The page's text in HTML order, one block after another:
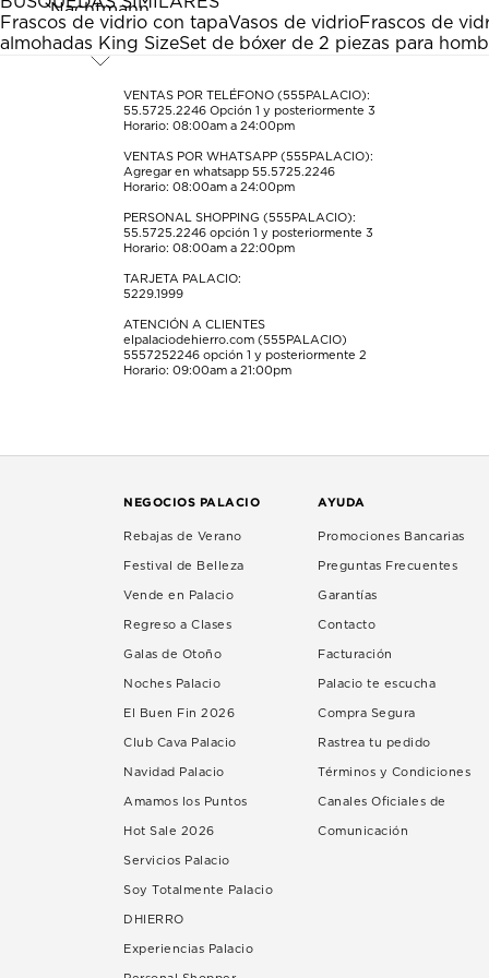
Esta
acción
abrirá
formulario
Esta
acción
abrirá
formulario
de
Esta
acción
abrirá
formulario
de
Esta
acción
abrirá
formulario
de
Esta
acción
abrirá
formulario
de
envío.
Frascos de vidrio con tapaVasos de vidrioFrascos de
almohadas King SizeSet de bóxer de 2 piezas para
VENTAS POR TELÉFONO (555PALACIO):
55.5725.2246 Opción 1 y posteriormente 3
Horario: 08:00am a 24:00pm
VENTAS POR WHATSAPP (555PALACIO):
Agregar en whatsapp 55.5725.2246
Horario: 08:00am a 24:00pm
PERSONAL SHOPPING (555PALACIO):
55.5725.2246 opción 1 y posteriormente 3
Horario: 08:00am a 22:00pm
TARJETA PALACIO:
5229.1999
ATENCIÓN A CLIENTES
elpalaciodehierro.com (555PALACIO)
5557252246 opción 1 y posteriormente 2
Horario: 09:00am a 21:00pm
NEGOCIOS PALACIO
Rebajas de Verano
Festival de Belleza
Vende en Palacio
Regreso a Clases
Galas de Otoño
Noches Palacio
El Buen Fin 2026
Club Cava Palacio
Navidad Palacio
Amamos los Puntos
Hot Sale 2026
Servicios Palacio
Soy Totalmente Palacio
DHIERRO
Experiencias Palacio
AYUDA
Promociones Bancarias
Preguntas Frecuentes
Garantías
Contacto
Facturación
Palacio te escucha
Compra Segura
Rastrea tu pedido
Términos y Condiciones
Canales Oficiales de
Comunicación